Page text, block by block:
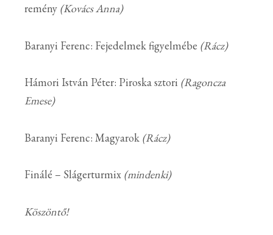
remény (Kovács Anna)
Baranyi Ferenc: Fejedelmek figyelmébe (Rácz)
Hámori István Péter: Piroska sztori (Ragoncza
Emese)
Baranyi Ferenc: Magyarok (Rácz)
Finálé – Slágerturmix (mindenki)
Köszöntő!